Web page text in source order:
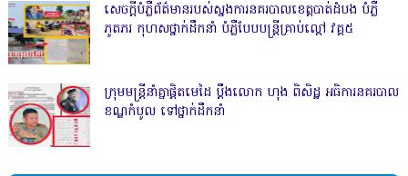
សេចក្តីបំភ្លឺព័ត៌មានរបស់ស្នងការនគរបាលខេត្តបាត់ដំបង បំភ្លឺ
ភូតភរ កុហសថ្នាក់ដឹកនាំ បំភ្លឺបែបបន្ត្រីគ្រាប់ល្ពៅ វគ្គ៥
ក្រុមមន្ត្រីនាំគ្នាផ្ដិតមេដៃ ប្ដឹងលោក ហុង ពិសិដ្ឋ អធិការនគរបាល
ខណ្ឌកំបូល ទៅថ្នាក់ដឹកនាំ